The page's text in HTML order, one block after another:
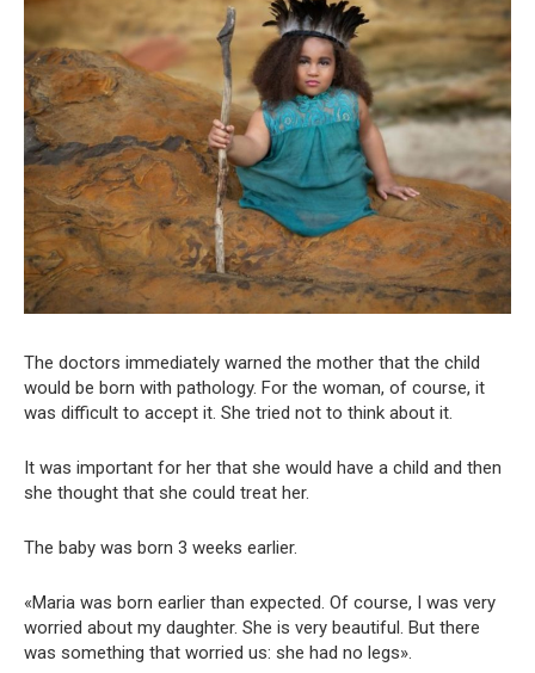
The doctors immediately warned the mother that the child
would be born with pathology. For the woman, of course, it
was difficult to accept it. She tried not to think about it.
It was important for her that she would have a child and then
she thought that she could treat her.
The baby was born 3 weeks earlier.
«Maria was born earlier than expected. Of course, I was very
worried about my daughter. She is very beautiful. But there
was something that worried us: she had no legs».